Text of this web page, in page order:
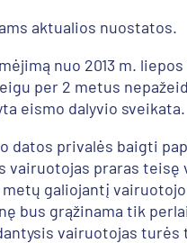
aktualios nuostatos.
nuo 2013 m. liepos
per 2 metus
eismo dalyvio sveikata.
datos privalės baigti
vairuotojas praras teisę
galiojantį
bus grąžinama tik
vairuotojas